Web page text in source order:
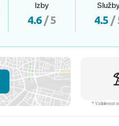
Izby
4.6 / 5 4.5 /
* Vzdialenosť